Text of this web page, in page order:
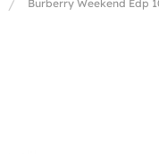
Burberry Weekend Edp